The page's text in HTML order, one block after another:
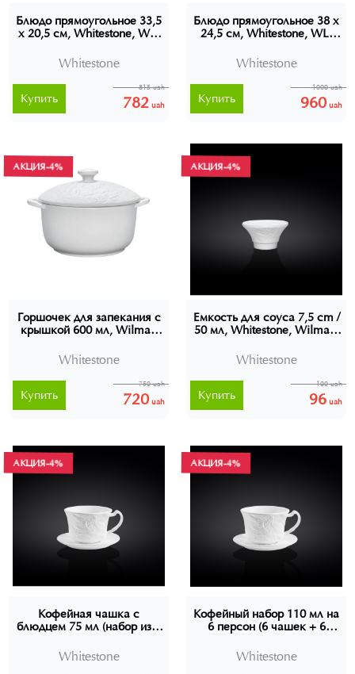
Блюдо прямоугольное 33,5
x 20,5 см, Whitestone, WL-
Whitestone
782 uah
815 uah
Купить
Блюдо прямоугольное 38 x
24,5 см, Whitestone, WL-
Whitestone
960 uah
1000 uah
Купить
АКЦИЯ-4%
Горшочек для запекания с
крышкой 600 мл, Wilmax
Whitestone
720 uah
750 uah
Купить
АКЦИЯ-4%
Емкость для соуса 7,5 cm /
50 мл, Whitestone, Wilmax,
Whitestone
96 uah
100 uah
Купить
АКЦИЯ-4%
Кофейная чашка с
блюдцем 75 мл (набор из 2
Whitestone
АКЦИЯ-4%
Кофейный набор 110 мл на
6 персон (6 чашек + 6
Whitestone, WL-661550
Whitestone